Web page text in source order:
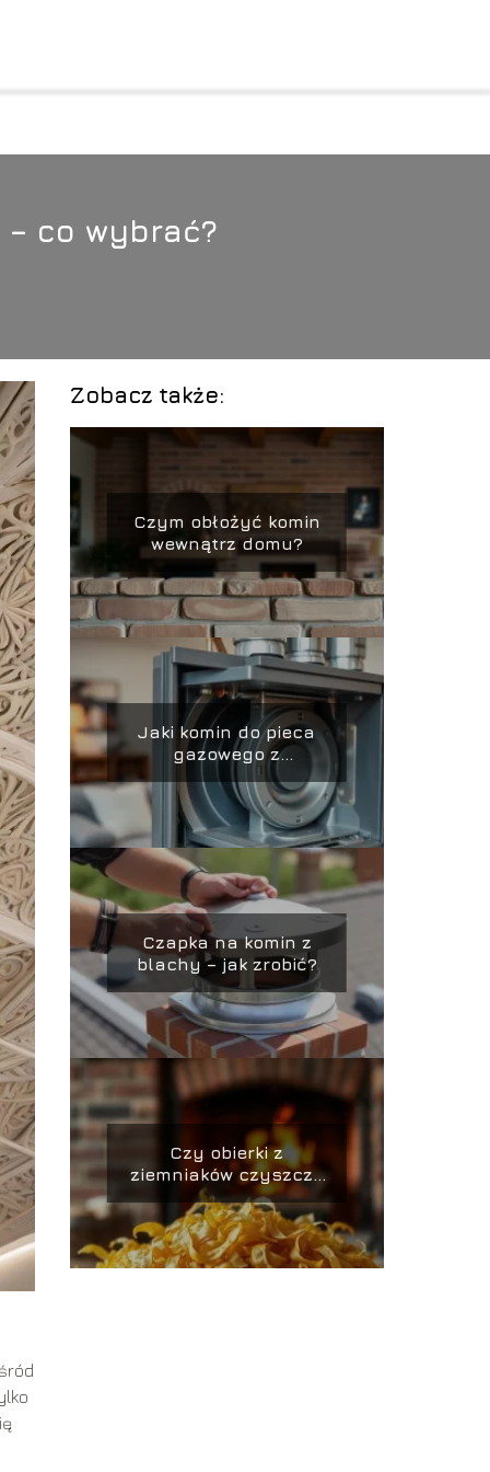
co wybrać?
Zobacz także:
Czym obłożyć komin
wewnątrz domu?
Jaki komin do pieca
gazowego z
zamkniętą komorą
spalania?
Czapka na komin z
blachy – jak zrobić?
Czy obierki z
ziemniaków czyszczą
komin?